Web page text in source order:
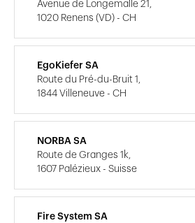
Avenue de Longemalle 21,
1020 Renens (VD) - CH
EgoKiefer SA
Route du Pré-du-Bruit 1,
1844 Villeneuve - CH
NORBA SA
Route de Granges 1k,
1607 Palézieux - Suisse
Fire System SA